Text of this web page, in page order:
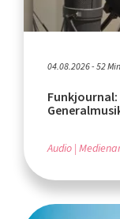
04.08.2026 - 52
Funkjournal:
Audio